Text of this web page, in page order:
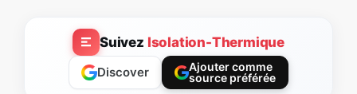
Suivez Isolation-Thermique
Discover
Ajouter comme
source préférée